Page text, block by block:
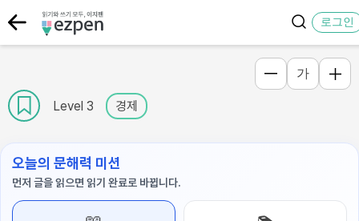
로그인
Level 3 경제
가
오늘의 문해력 미션
먼저 글을 읽으면 읽기 완료로 바뀝니다.